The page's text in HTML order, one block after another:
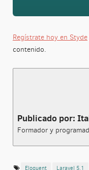
Regístrate hoy en Styde
contenido.
Publicado por:
Formador y
Eloquent Laravel 5.1